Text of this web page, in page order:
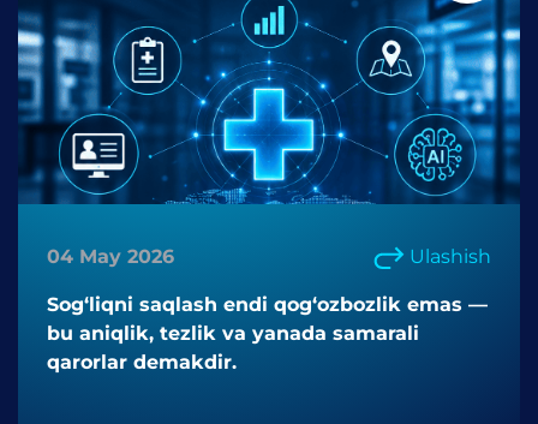
04 May 2026 Ulashish
Sog‘liqni saqlash endi qog‘ozbozlik emas —
bu aniqlik, tezlik va yanada samarali
qarorlar demakdir.